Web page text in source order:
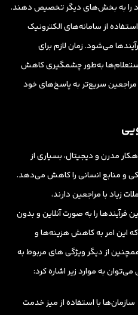
را به بخش‌های دیگر تخصیص دهند.
استفاده از سامانه‌های الکترونیک
می‌شود. زمان لازم برای
به‌طور چشمگیری کاهش
سریع‌تر به پاسخ‌های خود
مدرن و دیجیتال، بسیاری از
و منابع انسانی را کاهش می‌دهد.
زیاد با مراجعین دارند،
را به صورت آنلاین و بدون
این امر به کاهش هزینه‌ها و
از دیگر ویژگی های مربوط به
به موارد زیر اشاره کرد:
سازمان‌ها با استفاده از میز خدمت